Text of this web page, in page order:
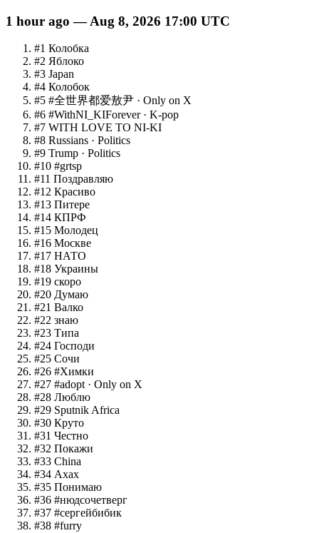
1 hour ago — Aug 8, 2026 17:00 UTC
#1 Колобка
#2 Яблоко
#3 Japan
#4 Колобок
#5 #全世界都爱敖尹 · Only on X
#6 #WithNI_KIForever· K-pop
#7 WITH LOVE TO NI-KI
#8 Russians · Politics
#9 Trump · Politics
#10 #grtsp
#11 Поздравляю
#12 Красиво
#13 Питере
#14 КПРФ
#15 Молодец
#16 Москве
#17 НАТО
#18 Украины
#19 скоро
#20 Думаю
#21 Валко
#22 знаю
#23 Типа
#24 Господи
#25 Сочи
#26 #Химки
#27 #adopt · Only on X
#28 Люблю
#29 Sputnik Africa
#30 Круто
#31 Честно
#32 Покажи
#33 China
#34 Ахах
#35 Понимаю
#36 #нюдсочетверг
#37 #сергейбибик
#38 #furry